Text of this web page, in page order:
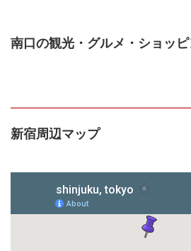
南口の観光・グルメ・ショッ
新宿周辺マップ